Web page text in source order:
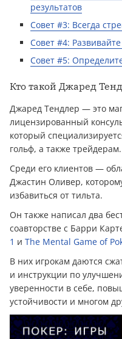
результатов
Совет #3: Всегда
Совет #4:
Совет #5:
Кто такой Джаред
Джаред Тендлер — это
лицензированный
который
гольф, а также трейдерам.
Среди его клиентов —
Джастин Оливер,
избавиться от тильта.
Он также написал два
соавторстве с Барри
1 и The Mental Game of
В них игрокам даются
и инструкции по
уверенности в себе,
устойчивости и многом